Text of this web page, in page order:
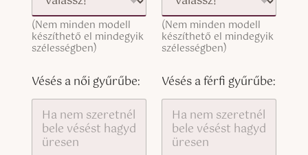
c
o
p
y
T
e
x
t
c
o
(Nem minden modell
készíthető el mindegyik
szélességben)
(Nem minden modell
készíthető el mindegyik
szélességben)
Vésés a női gyűrűbe: Vésés a férfi gyűrűbe: